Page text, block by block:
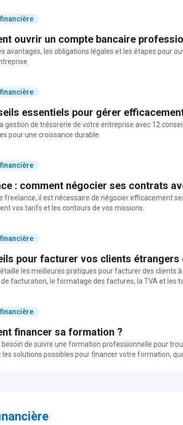
ouvrir un compte bancaire
avantages, les obligations légales et les étapes pour
essentiels pour gérer
gestion de trésorerie de votre entreprise avec 12
pour une croissance durable.
: comment négocier ses contrats
freelance, il est nécessaire de négocier efficacement
vos tarifs et les contours de vos missions.
pour facturer vos clients étrangers
les meilleures pratiques pour facturer des
facturation, le formatage des factures, la TVA et les
financer sa formation ?
besoin de suivre une formation professionnelle pour
les solutions possibles pour financer votre formation,